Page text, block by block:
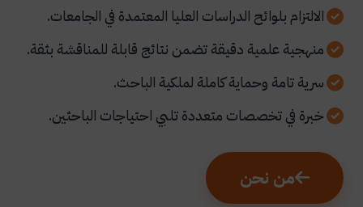
الالتزام بلوائح الدراسات العليا المعتمدة في الجامعات.
منهجية علمية دقيقة تضمن نتائج قابلة للمناقشة بثقة.
سرية تامة وحماية كاملة لملكية الباحث.
خبرة في تخصصات متعددة تلبي احتياجات الباحثين.
من نحن